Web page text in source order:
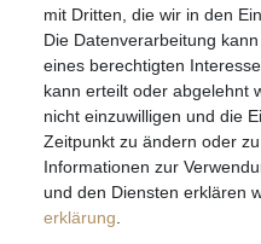
mit Dritten, die wir in den
Die Datenverarbeitung
eines berechtigten
kann erteilt oder abgelehnt
nicht einzuwilligen und die
Zeitpunkt zu ändern oder
Informationen zur
und den Diensten erklären
erklärung
E-MAIL **
Hiermit bestätige ich, dass ich die